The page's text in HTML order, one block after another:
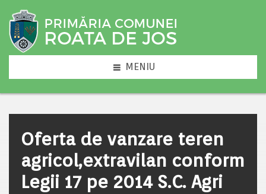
MENIU
Oferta de vanzare teren
agricol,extravilan conform
Legii 17 pe 2014 S.C. Agri